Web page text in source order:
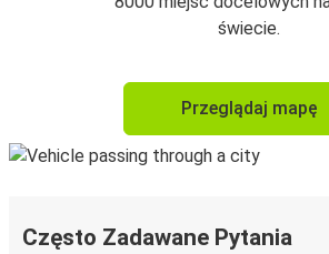
świecie.
Przeglądaj mapę
Często Zadawane Pytania